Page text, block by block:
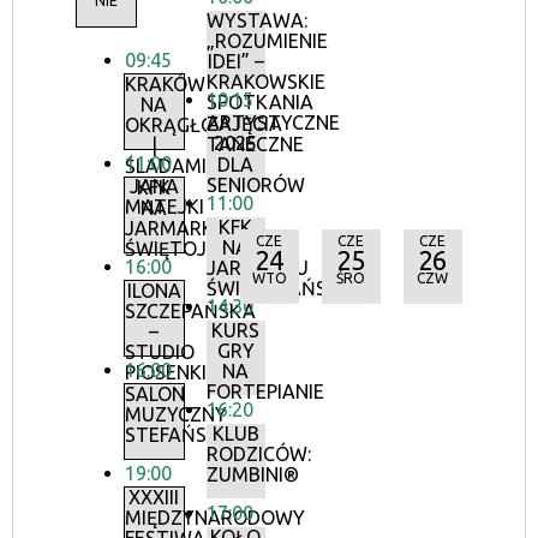
09:45
KRAKÓW
NA
OKRĄGŁO
|
ŚLADAMI
JANA
MATEJKI
11:00
KFK
NA
JARMARKU
ŚWIĘTOJAŃSKIM
16:00
ILONA
SZCZEPAŃSKA
–
STUDIO
PIOSENKI
16:00
SALON
MUZYCZNY
STEFAŃSKICH
19:00
XXXIII
MIĘDZYNARODOWY
WYSTAWA:
„ROZUMIENIE
IDEI” –
KRAKOWSKIE
SPOTKANIA
ARTYSTYCZNE
2025
10:15
ZAJĘCIA
TANECZNE
DLA
SENIORÓW
11:00
KFK
NA
JARMARKU
ŚWIĘTOJAŃSKIM
14:30
KURS
GRY
NA
FORTEPIANIE
16:20
KLUB
RODZICÓW:
ZUMBINI®
17:00
CZE
24
WTO
CZE
25
ŚRO
CZE
26
CZW